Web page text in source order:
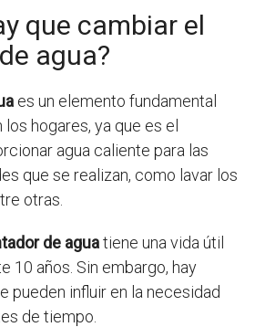
que cambiar el
agua?
es un elemento fundamental
hogares, ya que es el
agua caliente para las
que se realizan, como lavar los
otras.
de aguatiene una vida útil
10 años. Sin embargo, hay
pueden influir en la necesidad
de tiempo.